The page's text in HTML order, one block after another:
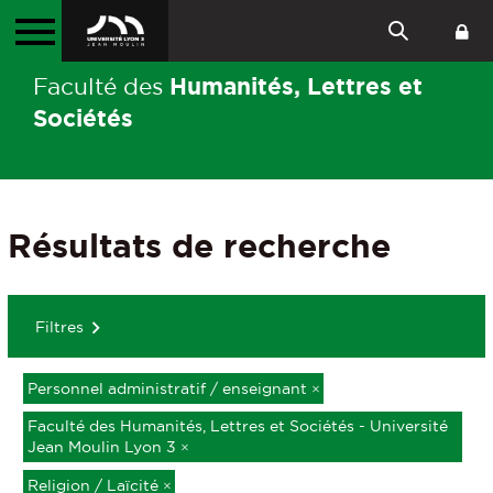
Faculté des Humanités, Lettres et
Sociétés
Résultats de recherche
Filtres
Personnel administratif / enseignant ×
Faculté des Humanités, Lettres et Sociétés - Université
Jean Moulin Lyon 3 ×
Religion / Laïcité ×